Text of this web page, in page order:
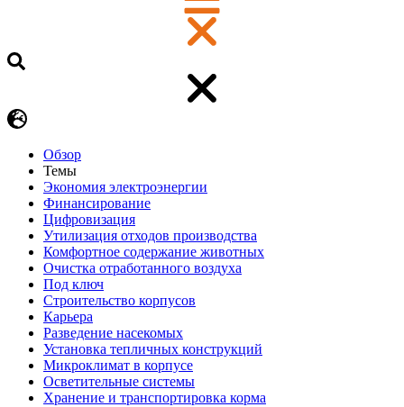
Обзор
Темы
Экономия электроэнергии
Финансирование
Цифровизация
Утилизация отходов производства
Комфортное содержание животных
Очистка отработанного воздуха
Под ключ
Строительство корпусов
Карьера
Разведение насекомых
Установка тепличных конструкций
Микроклимат в корпусе
Осветительные системы
Хранение и транспортировка корма